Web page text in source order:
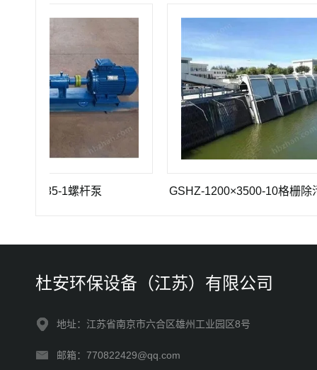
35-1螺杆泵 GSHZ-1200×3500-10格栅除污机
杜安环保设备（江苏）有限公司
地址：江苏省南京市六合区雄州工业园区8号
邮箱：770822429@qq.com